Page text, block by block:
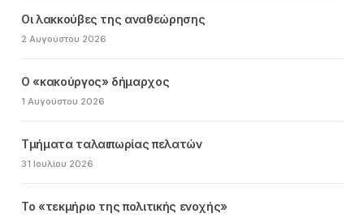
Οι λακκούβες της αναθεώρησης
2 Αυγούστου 2026
Ο «κακούργος» δήμαρχος
1 Αυγούστου 2026
Τμήματα ταλαιπωρίας πελατών
31 Ιουλίου 2026
Το «τεκμήριο της πολιτικής ενοχής»